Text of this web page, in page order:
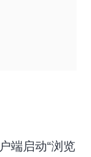
端启动“浏览